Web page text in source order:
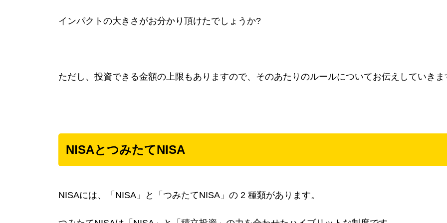
インパクトの大きさがお分かり頂けたでしょうか?
ただし、投資できる金額の上限もありますので、そのあたりのルールについてお伝えしていきま
NISAとつみたてNISA
NISAには、「NISA」と「つみたてNISA」の 2 種類があります。